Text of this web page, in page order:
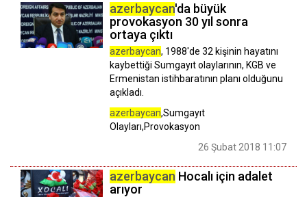
azerbaycan'da büyük
provokasyon 30 yıl sonra
ortaya çıktı
azerbaycan, 1988'de 32 kişinin hayatını
kaybettiği Sumgayıt olaylarının, KGB ve
Ermenistan istihbaratının planı olduğunu
açıkladı.
azerbaycan,Sumgayıt
Olayları,Provokasyon
26 Şubat 2018 11:07
azerbaycan Hocalı için adalet
arıyor